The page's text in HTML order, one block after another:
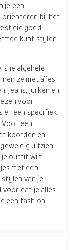
je een
oriënteren bij het
die goed
kunt stylen.
je algehele
ze met alles
jeans, jurken en
voor
er een specifiek
een
koorden en
uitzien
je outfit wilt
met een
van je
voor dat je alles
een fashion